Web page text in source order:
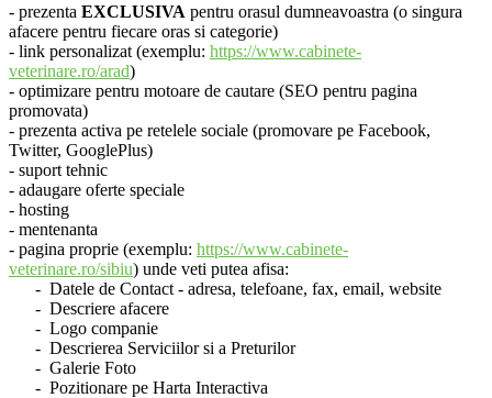
- prezenta EXCLUSIVA pentru orasul dumneavoastra (o singura
afacere pentru fiecare oras si categorie)
- link personalizat (exemplu: https://www.cabinete-
veterinare.ro/arad)
- optimizare pentru motoare de cautare (SEO pentru pagina
promovata)
- prezenta activa pe retelele sociale (promovare pe Facebook,
Twitter, GooglePlus)
- suport tehnic
- adaugare oferte speciale
- hosting
- mentenanta
- pagina proprie (exemplu: https://www.cabinete-
veterinare.ro/sibiu) unde veti putea afisa:
- Datele de Contact - adresa, telefoane, fax, email, website
- Descriere afacere
- Logo companie
- Descrierea Serviciilor si a Preturilor
- Galerie Foto
- Pozitionare pe Harta Interactiva